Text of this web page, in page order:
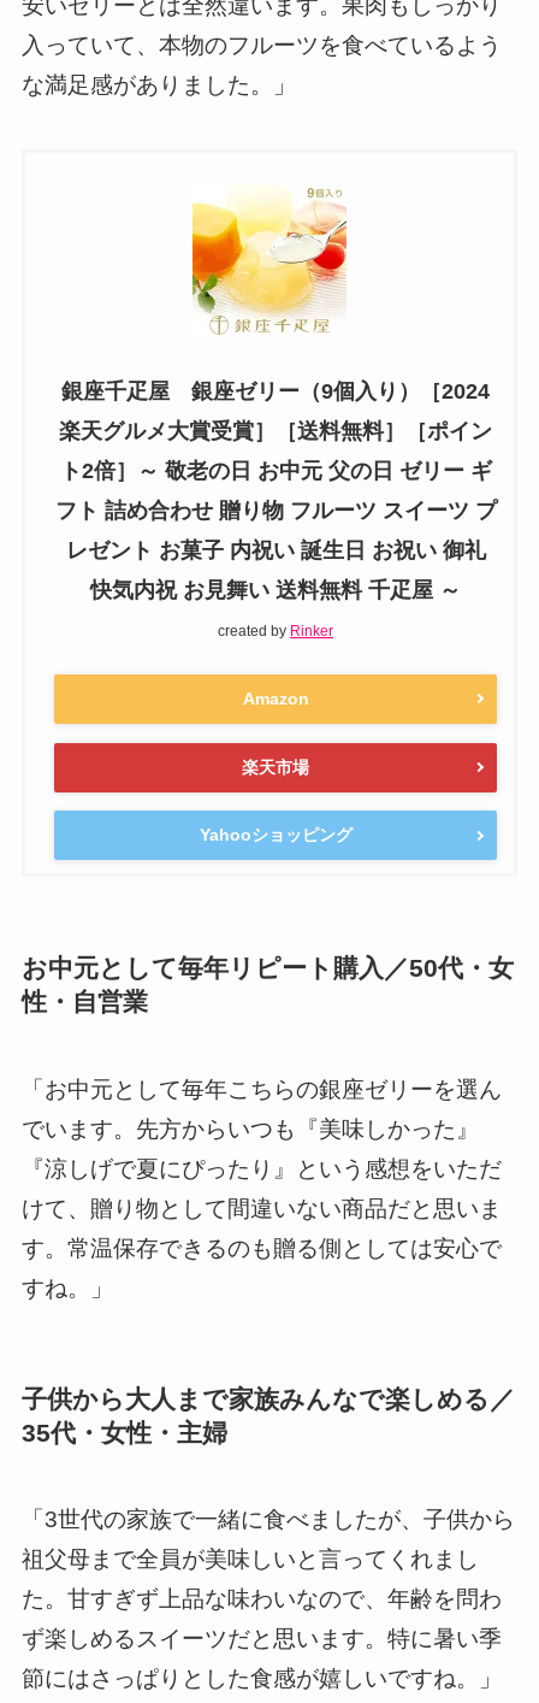
入っていて、本物のフルーツを食べているよう
な満足感がありました。」
銀座千疋屋 銀座ゼリー（9個入り）［2024
楽天グルメ大賞受賞］［送料無料］［ポイン
ト2倍］～ 敬老の日 お中元 父の日 ゼリー ギ
フト 詰め合わせ 贈り物 フルーツ スイーツ プ
レゼント お菓子 内祝い 誕生日 お祝い 御礼
快気内祝 お見舞い 送料無料 千疋屋 ～
created by Rinker
Amazon
楽天市場
Yahooショッピング
お中元として毎年リピート購入／50代・女
性・自営業
「お中元として毎年こちらの銀座ゼリーを選ん
でいます。先方からいつも『美味しかった』
『涼しげで夏にぴったり』という感想をいただ
けて、贈り物として間違いない商品だと思いま
す。常温保存できるのも贈る側としては安心で
すね。」
子供から大人まで家族みんなで楽しめる／
35代・女性・主婦
「3世代の家族で一緒に食べましたが、子供から
祖父母まで全員が美味しいと言ってくれまし
た。甘すぎず上品な味わいなので、年齢を問わ
ず楽しめるスイーツだと思います。特に暑い季
節にはさっぱりとした食感が嬉しいですね。」